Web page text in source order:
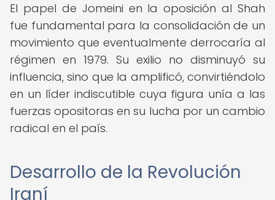
El papel de Jomeini en la oposición al Shah
fue fundamental para la consolidación de un
movimiento que eventualmente derrocaría al
régimen en 1979. Su exilio no disminuyó su
influencia, sino que la amplificó, convirtiéndolo
en un líder indiscutible cuya figura unía a las
fuerzas opositoras en su lucha por un cambio
radical en el país.
Desarrollo de la Revolución
Iraní